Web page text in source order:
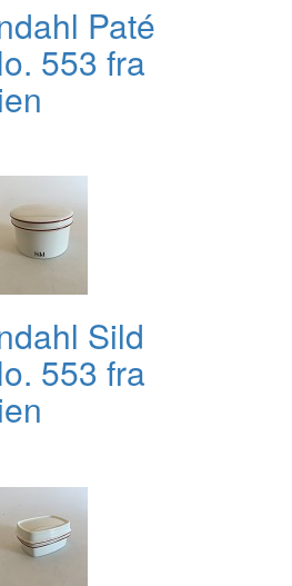
Paté
553 fra
Sild
553 fra